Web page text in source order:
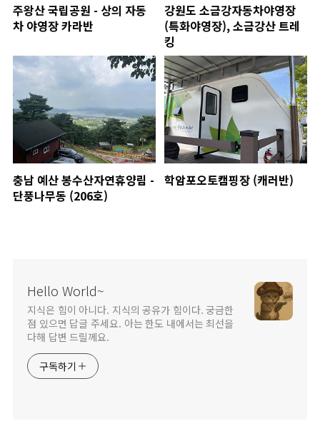
주왕산 국립공원 - 상의 자동
차 야영장 카라반
강원도 소금강자동차야영장
(특화야영장), 소금강산 트레
킹
충남 예산 봉수산자연휴양림 -
단풍나무동 (206호)
학암포오토캠핑장 (캐러반)
Hello World~
지식은 힘이 아니다. 지식의 공유가 힘이다. 궁금한
점 있으면 답글 주세요. 아는 한도 내에서는 최선을
다해 답변 드릴께요.
구독하기